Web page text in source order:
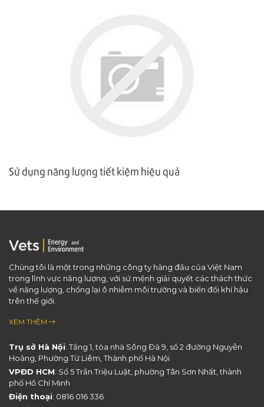
Sử dụng năng lượng tiết kiệm hiệu quả
Chúng tôi là một trong những công ty hàng đầu của Việt Nam
trong lĩnh vực năng lượng, với sứ mệnh giải quyết các thách thức
về năng lượng, chống lại ô nhiễm môi trường và biến đổi khí hậu
trên thế giới.
XEM THÊM
Trụ sở Hà Nội: Tầng 1, tòa nhà Sông Đà 9, số 2 đường Nguyễn
Hoàng, Phường Từ Liêm, Thành phố Hà Nội
VPĐD HCM: Số 5 Trần Triệu Luật, phường Tân Sơn Nhất, thành
phố Hồ Chí Minh
Điện thoại: 0816 016 336